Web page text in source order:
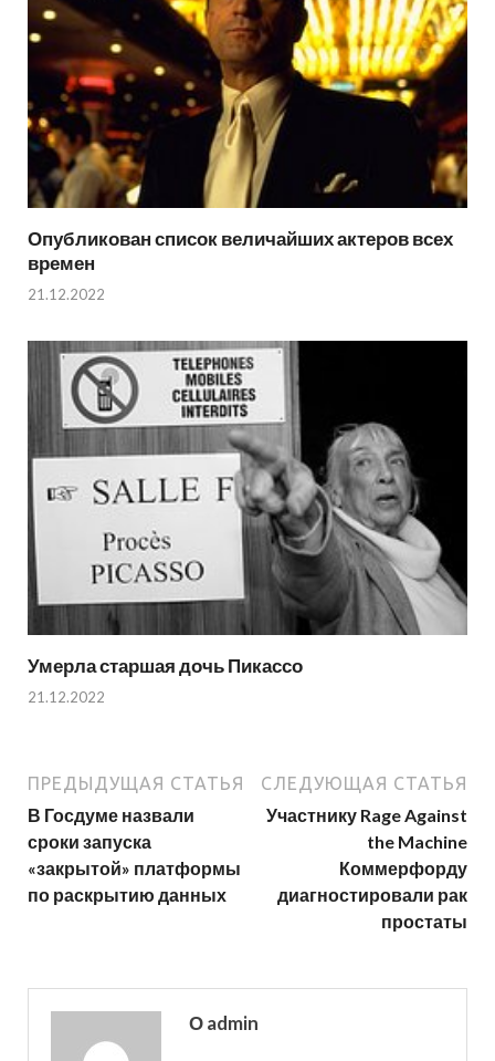
Опубликован список величайших актеров всех
времен
21.12.2022
Умерла старшая дочь Пикассо
21.12.2022
ПРЕДЫДУЩАЯ СТАТЬЯ
В Госдуме назвали
сроки запуска
«закрытой» платформы
по раскрытию данных
СЛЕДУЮЩАЯ СТАТЬЯ
Участнику Rage Against
the Machine
Коммерфорду
диагностировали рак
простаты
О admin